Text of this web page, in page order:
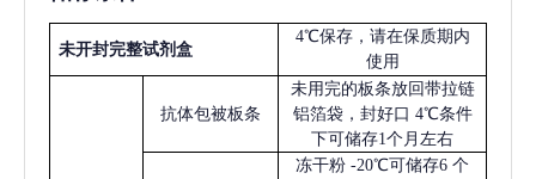
未开封完整试剂盒
4℃保存，请在保质期内
使用
抗体包被板条
未用完的板条放回带拉链
铝箔袋，封好口 4℃条件
下可储存1个月左右
冻干粉 -20℃可储存6 个